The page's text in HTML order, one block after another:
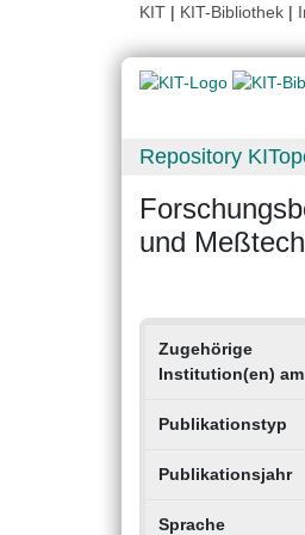
KIT | KIT-Bibliothek |
Repository
und
Zugehörige
Institution(en)
Publikationstyp
Publikationsjahr
Sprache